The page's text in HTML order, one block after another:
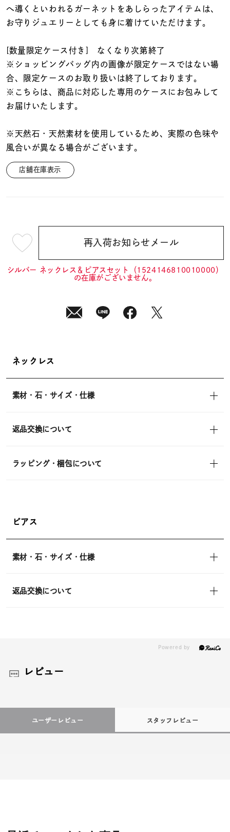
リングサイズ
価格 ¥0
へ導くといわれるガーネットをあしらったアイテムは、
お守りジュエリーとしても身に着けていただけます。
[数量限定ケース付き] なくなり次第終了
※ショッピングバッグ内の画像が限定ケースではない場
合、限定ケースのお取り扱いは終了しております。
※こちらは、商品に対応した専用のケースにお包みして
お届けいたします。
※天然石・天然素材を使用しているため、実際の色味や
風合いが異なる場合がございます。
店舗在庫表示
¥25,300 (tax
in)
再入荷お知らせメール
シルバー ネックレス＆ピアスセット（1524146810010000）
の在庫がございません。
ネックレス
素材・石・サイズ・仕様
返品交換について
ラッピング・梱包について
ピアス
素材・石・サイズ・仕様
返品交換について
レビュー
ユーザーレビュー スタッフレビュー